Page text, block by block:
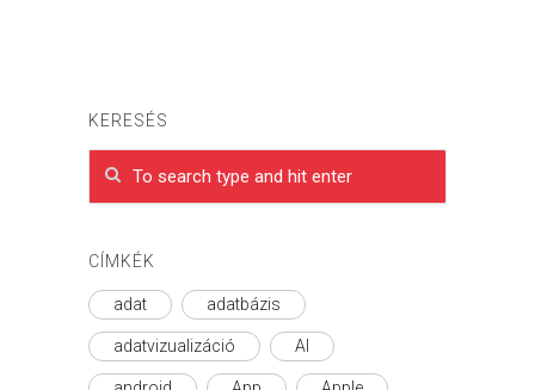
KERESÉS
CÍMKÉK
adat adatbázis
adatvizualizáció AI